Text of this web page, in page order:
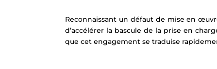
Reconnaissant un défaut de mise en
d’accélérer la bascule de la prise en
que cet engagement se traduise